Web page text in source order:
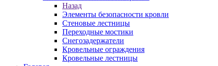
Назад
Элементы безопасности кровли
Стеновые лестницы
Переходные мостики
Снегозадержатели
Кровельные ограждения
Кровельные лестницы